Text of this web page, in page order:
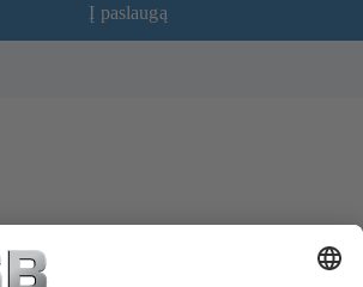
Į paslaugą